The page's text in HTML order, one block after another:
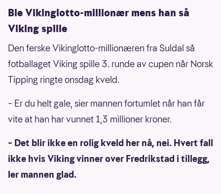
Ble Vikinglotto-millionær mens han så
Viking spille
Den ferske Vikinglotto-millionæren fra Suldal så
fotballaget Viking spille 3. runde av cupen når Norsk
Tipping ringte onsdag kveld.
– Er du helt gale, sier mannen fortumlet når han får
vite at han har vunnet 1,3 millioner kroner.
– Det blir ikke en rolig kveld her nå, nei. Hvert fall
ikke hvis Viking vinner over Fredrikstad i tillegg,
ler mannen glad.